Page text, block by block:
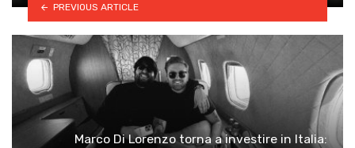
PREVIOUS ARTICLE
Marco Di Lorenzo torna a investire in Italia: